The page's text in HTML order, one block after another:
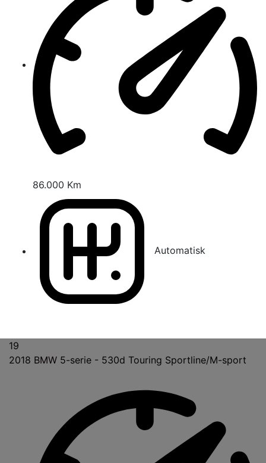
86.000 Km
Automatisk
19
2018 BMW 5-serie - 530d Touring Sportline/M-sport